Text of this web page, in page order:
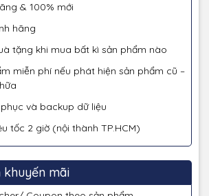
& 100% mới
hãng
tặng khi mua bất kì sản phẩm nào
miễn phí nếu phát hiện sản phẩm cũ –
và backup dữ liệu
tốc 2 giờ (nội thành TP.HCM)
khuyến mãi